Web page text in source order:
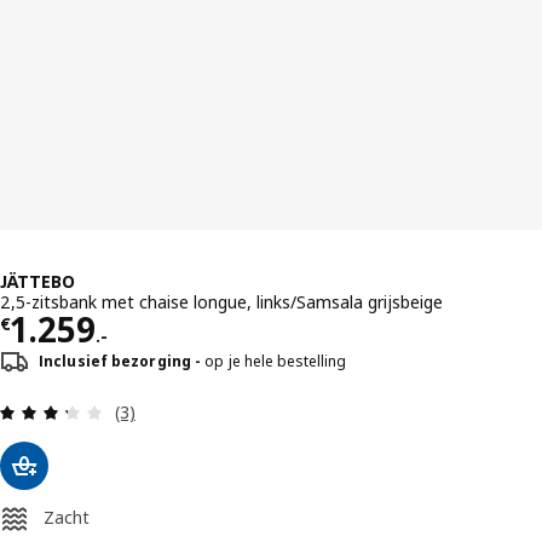
JÄTTEBO
2,5-zitsbank met chaise longue, links/Samsala grijsbeige
€1.259.-
Prijs € 1259.-
Inclusief bezorging op je hele bestelling
Beoordeling: 3.3 van 5 sterren. Totaal
(3)
Zacht